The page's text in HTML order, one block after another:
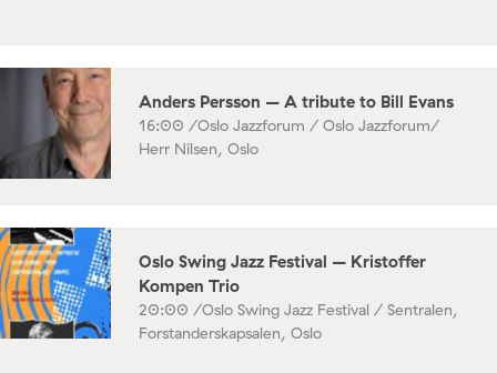
Anders Persson – A tribute to Bill Evans
16:00 /Oslo Jazzforum / Oslo Jazzforum/
Herr Nilsen, Oslo
Oslo Swing Jazz Festival – Kristoffer
Kompen Trio
20:00 /Oslo Swing Jazz Festival / Sentralen,
Forstanderskapsalen, Oslo